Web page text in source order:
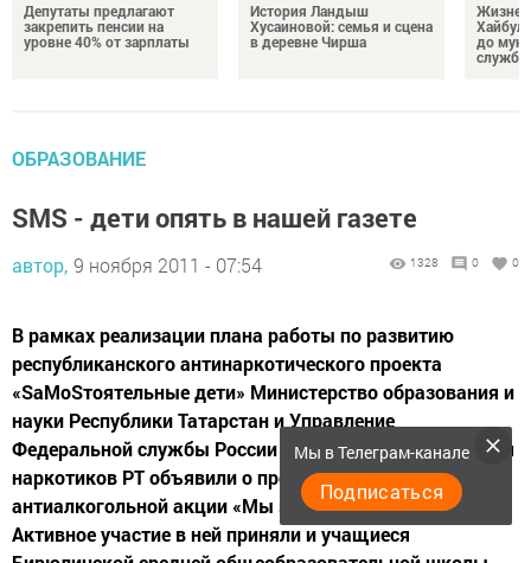
Депутаты предлагают
закрепить пенсии на
уровне 40% от зарплаты
История Ландыш
Хусаиновой: семья и сцена
в деревне Чирша
до
службы
ОБРАЗОВАНИЕ
SMS - дети опять в нашей газете
автор, 9 ноября 2011 - 07:54 1328 0 0
В рамках реализации плана работы по развитию
республиканского антинаркотического проекта
«SаMоSтоятельные дети» Министерство образования и
науки Республики Татарстан и Управление
Федеральной службы России по контролю за оборотом
наркотиков РТ объявили о проведении
антиалкогольной акции «Мы за здоровую Россию».
Активное участие в ней приняли и учащиеся
Мы в Телеграм-канале
Подписаться